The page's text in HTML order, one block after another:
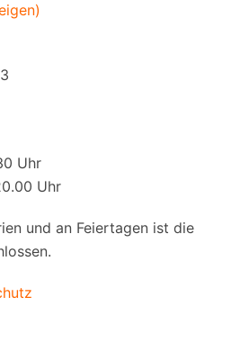
Uhr
Uhr
und an Feiertagen ist die